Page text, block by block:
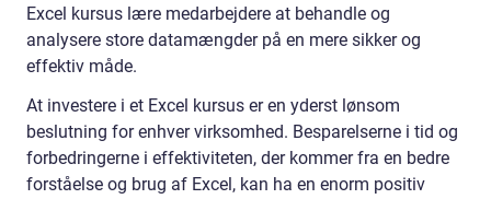
Excel kursus lære medarbejdere at behandle og
analysere store datamængder på en mere sikker og
effektiv måde.
At investere i et Excel kursus er en yderst lønsom
beslutning for enhver virksomhed. Besparelserne i tid og
forbedringerne i effektiviteten, der kommer fra en bedre
forståelse og brug af Excel, kan ha en enorm positiv